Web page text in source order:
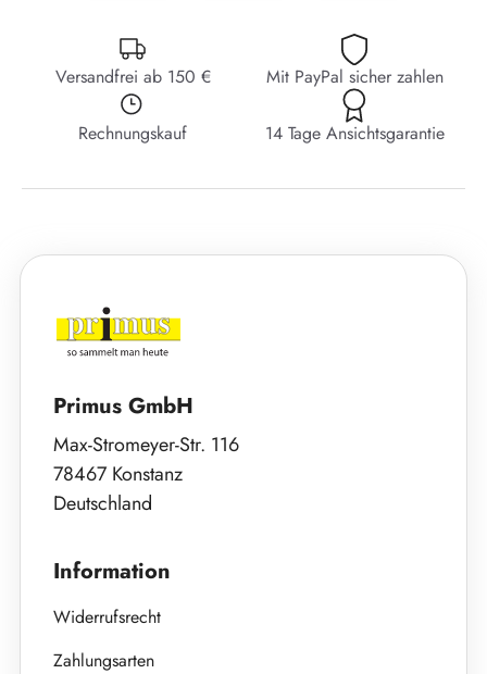
Versandfrei ab 150 € Mit PayPal sicher zahlen
Rechnungskauf 14 Tage Ansichtsgarantie
Primus GmbH
Max-Stromeyer-Str. 116
78467 Konstanz
Deutschland
Information
Widerrufsrecht
Zahlungsarten